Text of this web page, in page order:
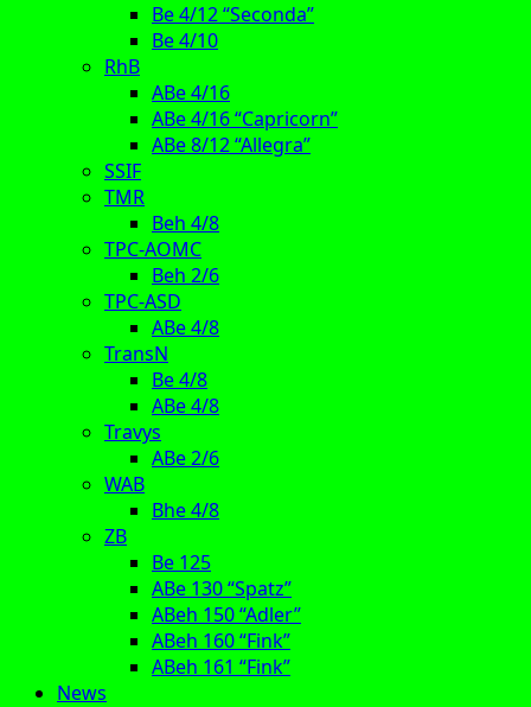
Be 4/12 “Seconda”
Be 4/10
RhB
ABe 4/16
ABe 4/16 “Capricorn”
ABe 8/12 “Allegra”
SSIF
TMR
Beh 4/8
TPC-AOMC
Beh 2/6
TPC-ASD
ABe 4/8
TransN
Be 4/8
ABe 4/8
Travys
ABe 2/6
WAB
Bhe 4/8
ZB
Be 125
ABe 130 “Spatz”
ABeh 150 “Adler”
ABeh 160 “Fink”
ABeh 161 “Fink”
News